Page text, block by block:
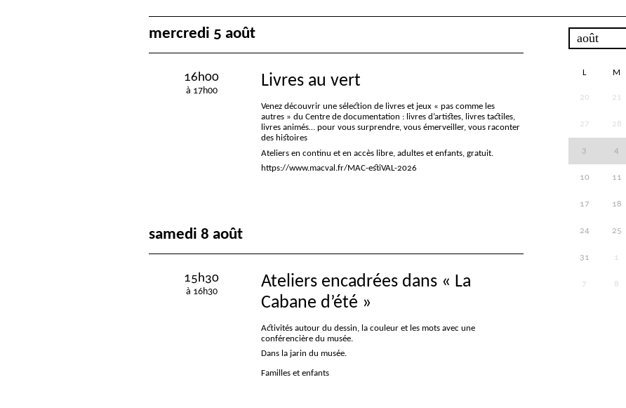
mercredi 5 août
16h00
à 17h00
Livres au vert
Venez découvrir une sélection de livres et jeux « pas comme les
autres » du Centre de documentation : livres d’artistes, livres tactiles,
livres animés… pour vous surprendre, vous émerveiller, vous raconter
des histoires
Ateliers en continu et en accès libre, adultes et enfants, gratuit.
https://www.macval.fr/MAC-estiVAL-2026
samedi 8 août
15h30
à 16h30
Ateliers encadrées dans « La
Cabane d’été »
Activités autour du dessin, la couleur et les mots avec une
conférencière du musée.
Dans la jarin du musée.
Familles et enfants
L M
20 21
27 28
3 4
10 11
17 18
24 25
31 1
7 8